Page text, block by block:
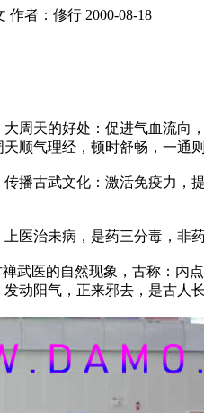
作者：修行 2000-08-18
天的好处：促进气血流向，
顺气理经，顿时舒畅，一通
古武文化：激活免疫力，提
治未病，是药三分毒，非药
医的自然现象，古称：内点
动阳气，正来邪去，是古人